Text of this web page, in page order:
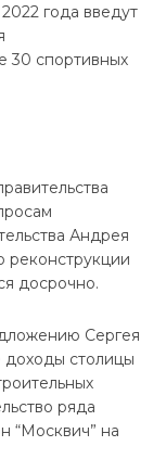
года введут
30 спортивных
Андрея
реконструкции
досрочно.
Сергея
доходы столицы
ряда
“Москвич” на